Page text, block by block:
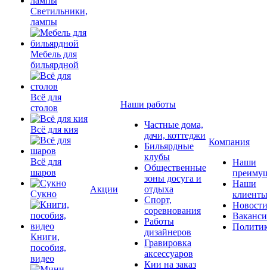
Светильники,
лампы
Мебель для
бильярдной
Всё для
столов
Всё для кия
Всё для
шаров
Сукно
Книги,
пособия,
видео
Акции
Наши работы
Частные дома,
дачи, коттеджи
Бильярдные
клубы
Общественные
зоны досуга и
отдыха
Спорт,
соревнования
Работы
дизайнеров
Гравировка
аксессуаров
Кии на заказ
Компания
Наши
Наши
клиенты
Новости